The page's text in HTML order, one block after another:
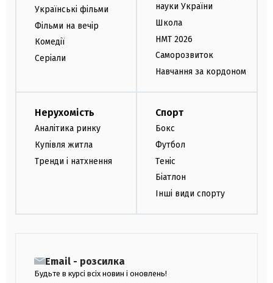
Українські фільми
Фільми на вечір
Комедії
Серіали
науки України
Школа
НМТ 2026
Саморозвиток
Навчання за кордоном
Нерухомість
Аналітика ринку
Купівля житла
Тренди і натхнення
Спорт
Бокс
Футбол
Теніс
Біатлон
Інші види спорту
Email - розсилка
Будьте в курсі всіх новин і оновлень!